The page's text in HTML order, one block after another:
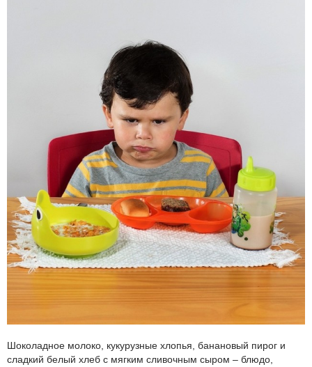
Шоколадное молоко, кукурузные хлопья, банановый пирог и
сладкий белый хлеб с мягким сливочным сыром – блюдо,